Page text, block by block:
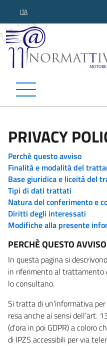
ITA
PRIVACY
Perchè questo avviso
Finalità e modalità del
Base giuridica e liceità del
Tipi di dati trattati
Natura del conferimento e
Diritti degli interessati
Modifiche alla presente
PERCHÈ QUESTO AVVISO
In questa pagina si
in riferimento al trattamento
lo consultano.
Si tratta di un’informativa
resa anche ai sensi dell’art.
(d’ora in poi GDPR) a coloro
di IPZS accessibili per via